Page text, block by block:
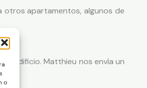
o
otros apartamentos, algunos de
edificio. Matthieu nos envía un